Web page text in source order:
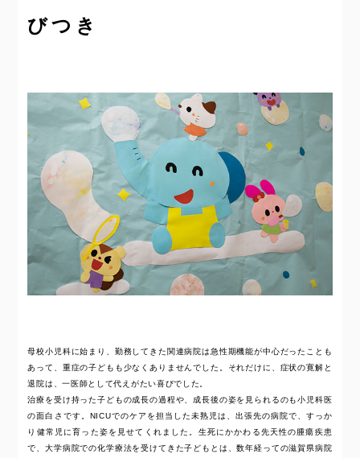
びつき
母校小児科に始まり、勤務してきた関連病院は急性期機能が中心だったことも
あって、重症の子どもも少なくありませんでした。それだけに、症状の寛解と
退院は、一医師として代えがたい喜びでした。
治療を受け持った子どもの成長の過程や、成長後の姿を見られるのも小児科医
の面白さです。NICUでのケアを担当した未熟児は、出張先の病院で、すっか
り健常児に育った姿を見せてくれました。生死にかかわる先天性の腫瘍疾患
で、大学病院での化学療法を受けてきた子どもとは、数年経っての滋賀県病院